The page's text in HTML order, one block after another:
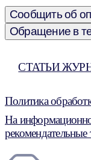
Сообщить об
Обращение в
СТАТЬИ
Политика
На
рекомендательные